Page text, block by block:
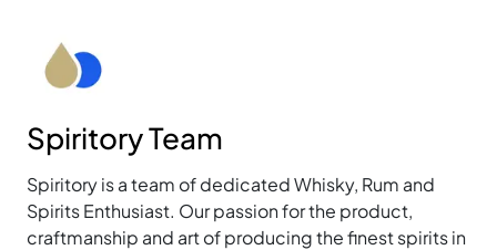
Spiritory Team
Spiritory is a team of dedicated Whisky, Rum and
Spirits Enthusiast. Our passion for the product,
craftmanship and art of producing the finest spirits in